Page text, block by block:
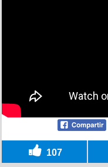
107